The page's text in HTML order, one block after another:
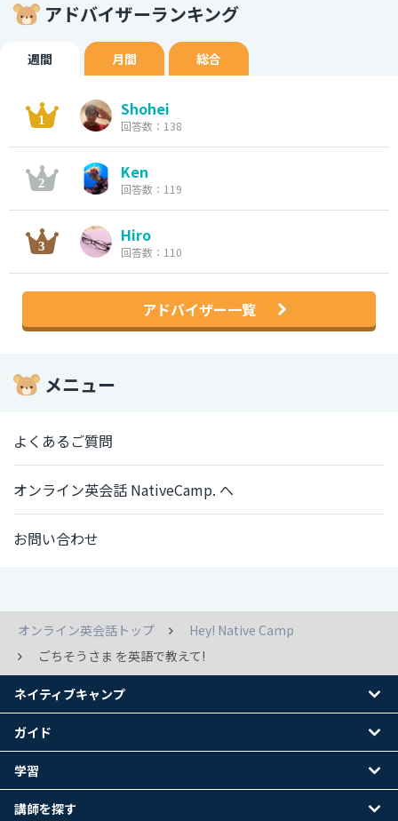
アドバイザーランキング
週間 月間 総合
Shohei
回答数：138
Ken
回答数：119
Hiro
回答数：110
アドバイザー一覧
メニュー
よくあるご質問
オンライン英会話 NativeCamp. へ
お問い合わせ
オンライン英会話トップ
Hey! Native Camp
ごちそうさま を英語で教えて!
ネイティブキャンプ
ガイド
学習
講師を探す